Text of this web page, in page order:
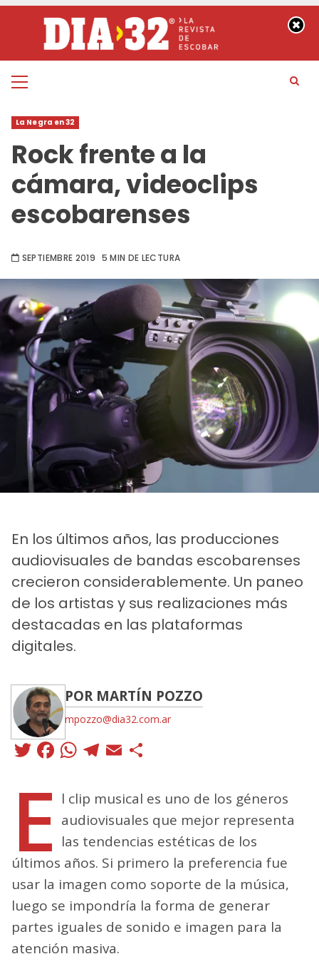
contenido
Menú
La Negra en 32
Rock frente a la
cámara, videoclips
escobarenses
SEPTIEMBRE 2019 5 MIN DE LECTURA
En los últimos años, las producciones
audiovisuales de bandas escobarenses
crecieron considerablemente. Un paneo
de los artistas y sus realizaciones más
destacadas en las plataformas
digitales.
POR MARTÍN POZZO
mpozzo@dia32.com.ar
Twitter
Facebook
WhatsApp
Telegram
Email
E l clip musical es uno de los géneros
audiovisuales que mejor representa
las tendencias estéticas de los
últimos años. Si primero la preferencia fue
usar la imagen como soporte de la música,
luego se impondría la forma de generar
partes iguales de sonido e imagen para la
atención masiva.